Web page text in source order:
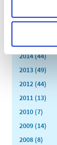
2014 (44)
2013 (49)
2012 (44)
2011 (13)
2010 (7)
2009 (14)
2008 (8)